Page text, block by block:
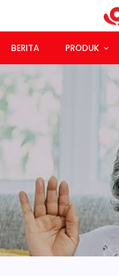
BERITA PRODUK